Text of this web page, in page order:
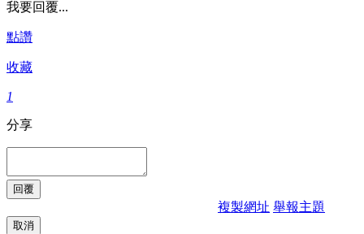
我要回覆...
點讚
收藏
1
分享
複製網址 舉報主題
取消